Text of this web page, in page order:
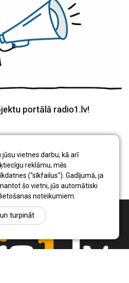
jūsu vietnes darbu, kā arī
reklāmu, mēs
("sīkfailus"). Gadījumā, ja
šo vietni, jūs automātiski
noteikumiem.
turpināt
portālā radio1.lv!
projektus, tā īstenotājam vai
mērķu sasniegšanai ir jānodrošina